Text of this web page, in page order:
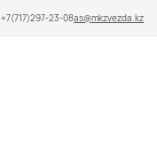
+7(717)297-23-08as@mkzvezda.kz